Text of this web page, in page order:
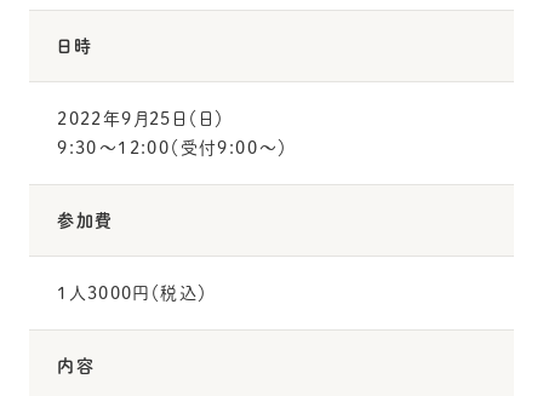
日時
2022年9月25日（日）
9:30〜12:00（受付9:00〜）
参加費
1人3000円（税込）
内容